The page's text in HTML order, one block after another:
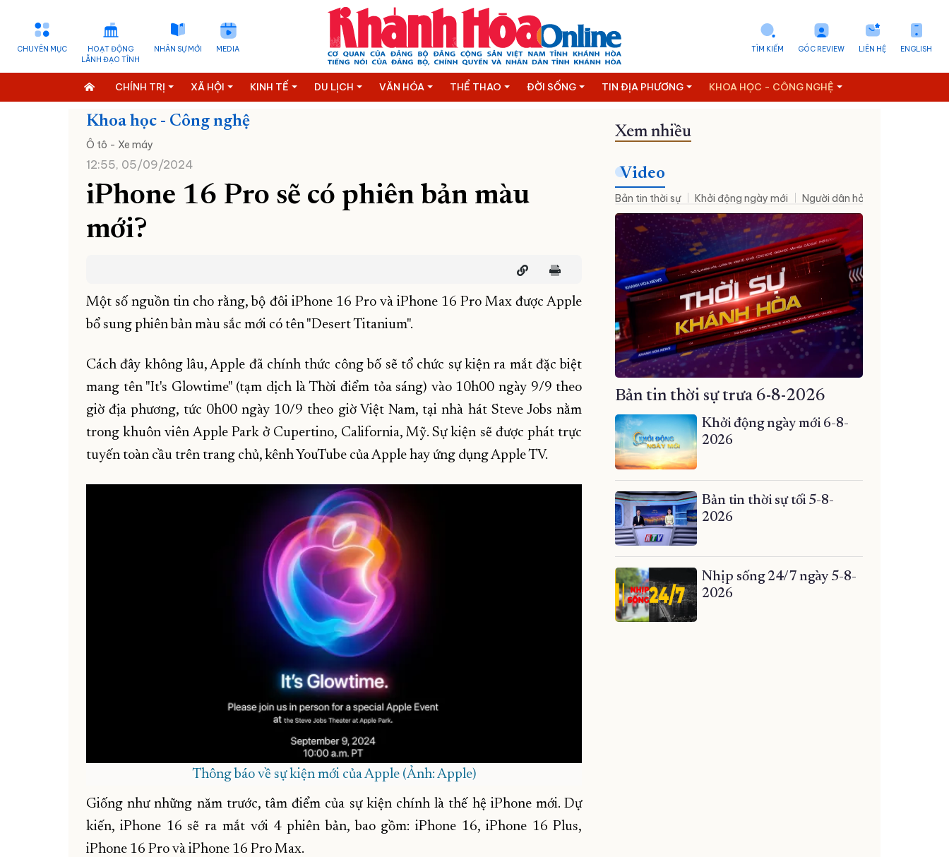
CHUYÊN MỤC
HOẠT ĐỘNG
LÃNH ĐẠO TỈNH
NHÂN SỰ MỚI MEDIA ENGLISH
LIÊN HỆ
GÓC REVIEW
TÌM KIẾM
CHÍNH TRỊ XÃ HỘI KINH TẾ DU LỊCH VĂN HÓA THỂ THAO ĐỜI SỐNG TIN ĐỊA PHƯƠNG KHOA HỌC - CÔNG NGHỆ
Khoa học - Công nghệ
Ô tô - Xe máy
12:55, 05/09/2024
iPhone 16 Pro sẽ có phiên bản màu
mới?
Một số nguồn tin cho rằng, bộ đôi iPhone 16 Pro và iPhone 16 Pro Max được Apple
bổ sung phiên bản màu sắc mới có tên "Desert Titanium".
Cách đây không lâu, Apple đã chính thức công bố sẽ tổ chức sự kiện ra mắt đặc biệt
mang tên "It's Glowtime" (tạm dịch là Thời điểm tỏa sáng) vào 10h00 ngày 9/9 theo
giờ địa phương, tức 0h00 ngày 10/9 theo giờ Việt Nam, tại nhà hát Steve Jobs nằm
trong khuôn viên Apple Park ở Cupertino, California, Mỹ. Sự kiện sẽ được phát trực
tuyến toàn cầu trên trang chủ, kênh YouTube của Apple hay ứng dụng Apple TV.
Thông báo về sự kiện mới của Apple (Ảnh: Apple)
Giống như những năm trước, tâm điểm của sự kiện chính là thế hệ iPhone mới. Dự
kiến, iPhone 16 sẽ ra mắt với 4 phiên bản, bao gồm: iPhone 16, iPhone 16 Plus,
iPhone 16 Pro và iPhone 16 Pro Max.
Xem nhiều
Video
Bản tin thời sự Khởi động ngày mới Người dân hỏi – Cơ quan nhà
Bản tin thời sự trưa 6-8-2026
Khởi động ngày mới 6-8-
2026
Bản tin thời sự tối 5-8-
2026
Nhịp sống 24/7 ngày 5-8-
2026